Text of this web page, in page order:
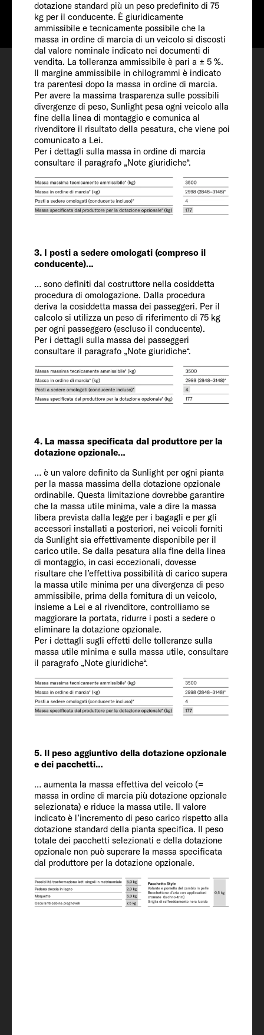
dotazione standard più un peso predefinito di 75
kg per il conducente. È giuridicamente
ammissibile e tecnicamente possibile che la
massa in ordine di marcia di un veicolo si discosti
dal valore nominale indicato nei documenti di
vendita. La tolleranza ammissibile è pari a ± 5 %.
Il margine ammissibile in chilogrammi è indicato
tra parentesi dopo la massa in ordine di marcia.
Per avere la massima trasparenza sulle possibili
divergenze di peso, Sunlight pesa ogni veicolo alla
fine della linea di montaggio e comunica al
rivenditore il risultato della pesatura, che viene poi
comunicato a Lei.
Per i dettagli sulla massa in ordine di marcia
consultare il paragrafo „Note giuridiche“.
3. I posti a sedere omologati (compreso il
conducente)…
… sono definiti dal costruttore nella cosiddetta
procedura di omologazione. Dalla procedura
deriva la cosiddetta massa dei passeggeri. Per il
calcolo si utilizza un peso di riferimento di 75 kg
per ogni passeggero (escluso il conducente).
Per i dettagli sulla massa dei passeggeri
consultare il paragrafo „Note giuridiche“.
4. La massa specificata dal produttore per la
dotazione opzionale…
… è un valore definito da Sunlight per ogni pianta
per la massa massima della dotazione opzionale
ordinabile. Questa limitazione dovrebbe garantire
che la massa utile minima, vale a dire la massa
libera prevista dalla legge per i bagagli e per gli
accessori installati a posteriori, nei veicoli forniti
da Sunlight sia effettivamente disponibile per il
carico utile. Se dalla pesatura alla fine della linea
di montaggio, in casi eccezionali, dovesse
risultare che l’effettiva possibilità di carico supera
la massa utile minima per una divergenza di peso
ammissibile, prima della fornitura di un veicolo,
insieme a Lei e al rivenditore, controlliamo se
maggiorare la portata, ridurre i posti a sedere o
eliminare la dotazione opzionale.
Per i dettagli sugli effetti delle tolleranze sulla
massa utile minima e sulla massa utile, consultare
il paragrafo „Note giuridiche“.
5. Il peso aggiuntivo della dotazione opzionale
e dei pacchetti…
… aumenta la massa effettiva del veicolo (=
massa in ordine di marcia più dotazione opzionale
selezionata) e riduce la massa utile. Il valore
indicato è l’incremento di peso carico rispetto alla
dotazione standard della pianta specifica. Il peso
totale dei pacchetti selezionati e della dotazione
opzionale non può superare la massa specificata
dal produttore per la dotazione opzionale.
Configurare
Appuntamento
Lista dei desideri
Veicolo
Lunghezza / Larghezza / Altezza
Altezza abitativa
Posti omologati (incluso guidatore)
4 + 1
Telaio / motore / potenza kW (CV)
Ford Transit / 2.0 / 96 (130)
Massa specificata dal produttore per le
dotazioni opzional* (kg)
132
Massa totale tecnicamente ammessa*
(kg)
3500
Aumento di peso (optional)
4100
Carico trainabile 12 % frenato / non
frenato
2000 / 750
Pneumatici
Passo
Dotazione
interna
Posti letto